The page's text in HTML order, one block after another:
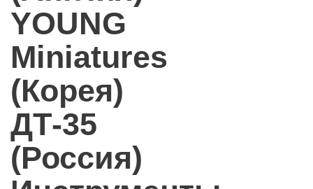
YOUNG
Miniatures
(Корея)
ДТ-35
(Россия)